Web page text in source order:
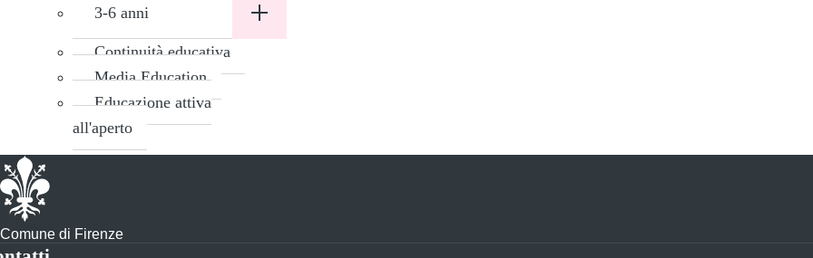
3-6 anni
Continuità educativa
Media Education
Educazione attiva
all'aperto
Comune di Firenze